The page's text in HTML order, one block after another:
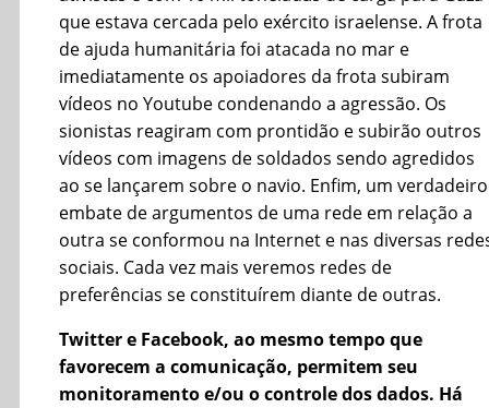
que estava cercada pelo exército israelense. A frota
de ajuda humanitária foi atacada no mar e
imediatamente os apoiadores da frota subiram
vídeos no Youtube condenando a agressão. Os
sionistas reagiram com prontidão e subirão outros
vídeos com imagens de soldados sendo agredidos
ao se lançarem sobre o navio. Enfim, um verdadeiro
embate de argumentos de uma rede em relação a
outra se conformou na Internet e nas diversas
sociais. Cada vez mais veremos redes de
preferências se constituírem diante de outras.
Twitter e Facebook, ao mesmo tempo que
favorecem a comunicação, permitem seu
monitoramento e/ou o controle dos dados. Há